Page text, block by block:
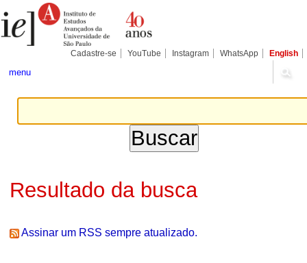
para
conteúdo.
Pessoais
Cadastre-se YouTube Instagram WhatsApp English
menu
Resultado da busca
Assinar um RSS sempre atualizado.